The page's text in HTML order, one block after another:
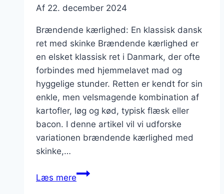
Af 22. december 2024
Brændende kærlighed: En klassisk dansk
ret med skinke Brændende kærlighed er
en elsket klassisk ret i Danmark, der ofte
forbindes med hjemmelavet mad og
hyggelige stunder. Retten er kendt for sin
enkle, men velsmagende kombination af
kartofler, løg og kød, typisk flæsk eller
bacon. I denne artikel vil vi udforske
variationen brændende kærlighed med
skinke,…
Læs mereBrændende